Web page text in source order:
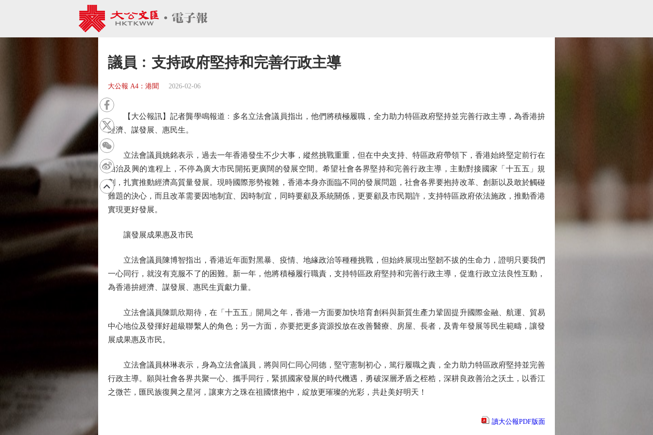
議員﹕支持政府堅持和完善行政主導
大公報 A4：港聞 2026-02-06
【大公報訊】記者龔學鳴報道﹕多名立法會議員指出，他們將積極履職，全力助力特區政府堅持並完善行政主導，為香港拚
經濟、謀發展、惠民生。
立法會議員姚銘表示，過去一年香港發生不少大事，縱然挑戰重重，但在中央支持、特區政府帶領下，香港始終堅定前行在
由治及興的進程上，不停為廣大市民開拓更廣闊的發展空間。希望社會各界堅持和完善行政主導，主動對接國家「十五五」規
劃，扎實推動經濟高質量發展。現時國際形勢複雜，香港本身亦面臨不同的發展問題，社會各界要抱持改革、創新以及敢於觸碰
難題的決心，而且改革需要因地制宜、因時制宜，同時要顧及系統關係，更要顧及市民期許，支持特區政府依法施政，推動香港
實現更好發展。
讓發展成果惠及市民
立法會議員陳博智指出，香港近年面對黑暴、疫情、地緣政治等種種挑戰，但始終展現出堅韌不拔的生命力，證明只要我們
一心同行，就沒有克服不了的困難。新一年，他將積極履行職責，支持特區政府堅持和完善行政主導，促進行政立法良性互動，
為香港拚經濟、謀發展、惠民生貢獻力量。
立法會議員陳凱欣期待，在「十五五」開局之年，香港一方面要加快培育創科與新質生產力鞏固提升國際金融、航運、貿易
中心地位及發揮好超級聯繫人的角色；另一方面，亦要把更多資源投放在改善醫療、房屋、長者，及青年發展等民生範疇，讓發
展成果惠及市民。
立法會議員林琳表示，身為立法會議員，將與同仁同心同德，堅守憲制初心，篤行履職之責，全力助力特區政府堅持並完善
行政主導。願與社會各界共聚一心、攜手同行，緊抓國家發展的時代機遇，勇破深層矛盾之桎梏，深耕良政善治之沃土，以香江
之微芒，匯民族復興之星河，讓東方之珠在祖國懷抱中，綻放更璀璨的光彩，共赴美好明天！
讀大公報PDF版面